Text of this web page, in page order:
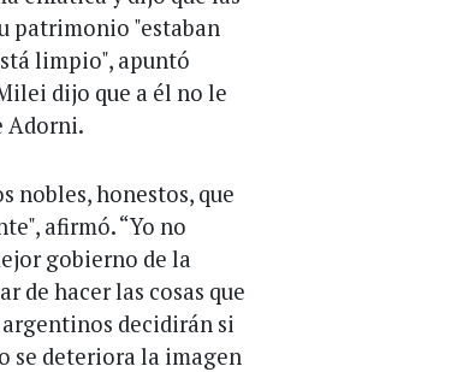
patrimonio "estaban
limpio", apuntó
dijo que a él no le
Adorni.
nobles, honestos, que
afirmó. “Yo no
gobierno de la
de hacer las cosas que
decidirán si
se deteriora la imagen